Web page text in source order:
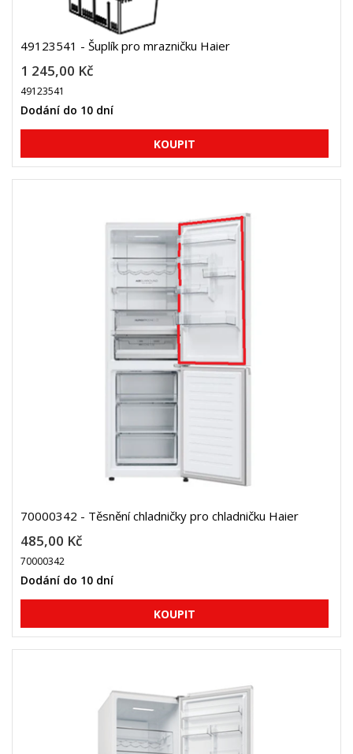
49123541 - Šuplík pro mrazničku Haier
1 245,00 Kč
49123541
Dodání do 10 dní
70000342 - Těsnění chladničky pro chladničku Haier
485,00 Kč
70000342
Dodání do 10 dní